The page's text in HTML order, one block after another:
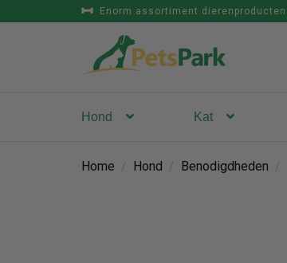
Enorm assortiment dierenproducten
Hond Kat
Home Hond Benodigdheden